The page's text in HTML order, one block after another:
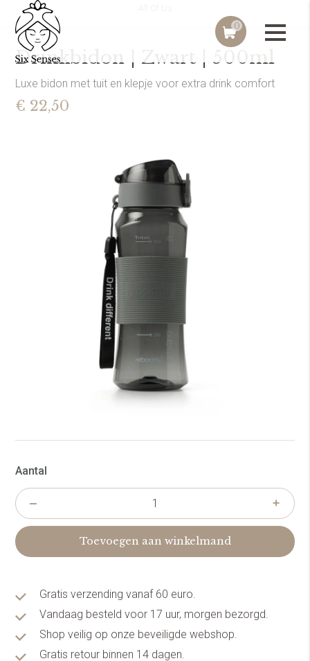
0
Drinkbidon | Zwart | 500ml
Luxe bidon met tuit en klepje voor extra drink comfort
€ 22,50
Aantal
Toevoegen aan winkelmand
Gratis verzending vanaf 60 euro.
Vandaag besteld voor 17 uur, morgen bezorgd.
Shop veilig op onze beveiligde webshop.
Gratis retour binnen 14 dagen.